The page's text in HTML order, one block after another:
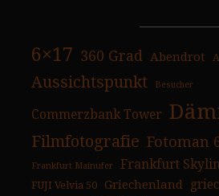
6×17 360 Grad Abendrot
Aussichtspunkt Besucher
Commerzbank Tower
Filmfotografie Fotoman
Frankfurt Mainufer Frankfurt
FUJI Velvia 50
Griechenland